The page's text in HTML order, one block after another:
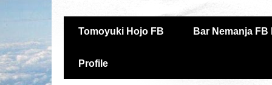
Tomoyuki Hojo FB Bar Nemanja FB
Profile